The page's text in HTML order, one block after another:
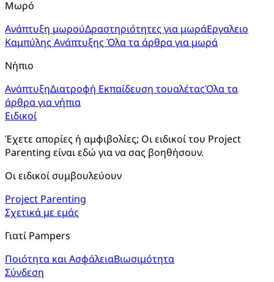
Μωρό
Ανάπτυξη μωρούΔραστηριότητες για μωράΕργαλειο
Καμπύλης Ανάπτυξης Όλα τα άρθρα για μωρά
Νήπιο
ΑνάπτυξηΔιατροφή Εκπαίδευση τουαλέταςΌλα τα
άρθρα για νήπια
Ειδικοί
Έχετε απορίες ή αμφιβολίες; Οι ειδικοί του Project
Parenting είναι εδώ για να σας βοηθήσουν.
Οι ειδικοί συμβουλεύουν
Project Parenting
Σχετικά με εμάς
Γιατί Pampers
Ποιότητα και ΑσφάλειαΒιωσιμότητα
Σύνδεση